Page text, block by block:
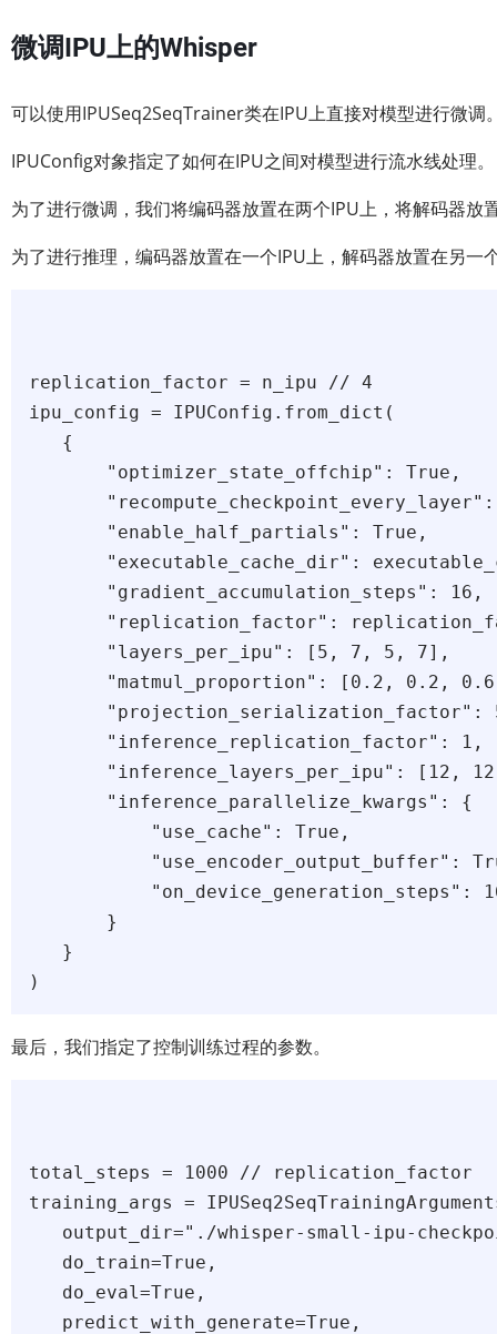
微调IPU上的Whisper
可以使用IPUSeq2SeqTrainer类在IPU上直接对模型进行微调
IPUConfig对象指定了如何在IPU之间对模型进行流水线处理。
为了进行微调，我们将编码器放置在两个IPU上，将解码器放
为了进行推理，编码器放置在一个IPU上，解码器放置在另一
replication_factor = n_ipu // 4
ipu_config = IPUConfig.from_dict(
   {
       "optimizer_state_offchip": True,
       "enable_half_partials": True,
"executable_cache_dir":
       "gradient_accumulation_steps": 16,
"replication_factor":
       "layers_per_ipu": [5, 7, 5, 7],
"matmul_proportion": [0.2, 0.2,
"projection_serialization_factor":
       "inference_replication_factor": 1,
"inference_layers_per_ipu": [12,
       "inference_parallelize_kwargs": {
           "use_cache": True,
"use_encoder_output_buffer":
"on_device_generation_steps":
       }
   }
最后，我们指定了控制训练过程的参数。
total_steps = 1000 // replication_factor
training_args =
output_dir="./whisper-small-ipu-
   do_train=True,
   do_eval=True,
   predict_with_generate=True,